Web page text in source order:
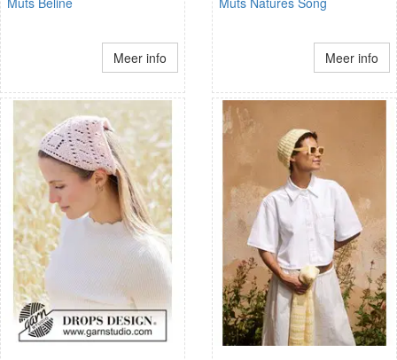
Meer info Meer info